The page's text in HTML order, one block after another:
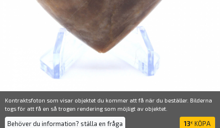
Kontraktsfoton som visar objektet du kommer att få när du beställer. Bilderna
togs för att få en så trogen rendering som möjligt av objektet.
Behöver du information? ställa en fråga 13€ KÖPA